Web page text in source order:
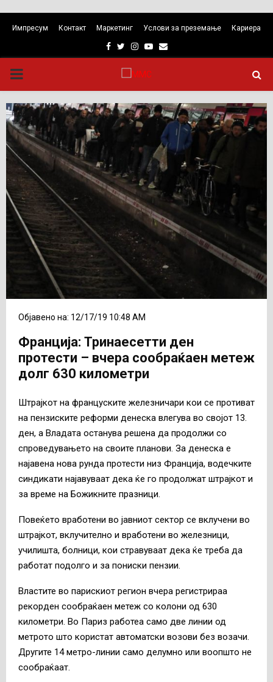
Импресум Контакт Маркетинг Услови за преземање Кариера
Facebook
TwitterInstagram
Youtube
Email
PRIMARY
MENU
Објавено на: 12/17/19 10:48 AM
Франција: Тринаесетти ден
протести – вчера сообраќаен метеж
долг 630 километри
Штрајкот на француските железничари кои се противат
на пензиските реформи денеска влегува во својот 13.
ден, а Владата останува решена да продолжи со
спроведувањето на своите планови. За денеска е
најавена нова рунда протести низ Франција, водечките
синдикати најавуваат дека ќе го продолжат штрајкот и
за време на Божикните празници.
Повеќето вработени во јавниот сектор се вклучени во
штрајкот, вклучително и вработени во железници,
училишта, болници, кои стравуваат дека ќе треба да
работат подолго и за пониски пензии.
Властите во парискиот регион вчера регистрираа
рекорден сообраќаен метеж со колони од 630
километри. Во Париз работеа само две линии од
метрото што користат автоматски возови без возачи.
Другите 14 метро-линии само делумно или воопшто не
сообраќаат.